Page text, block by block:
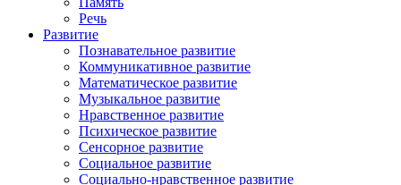
Речь
Развитие
Познавательное развитие
Коммуникативное развитие
Математическое развитие
Музыкальное развитие
Нравственное развитие
Психическое развитие
Сенсорное развитие
Социальное развитие
Социально-нравственное развитие